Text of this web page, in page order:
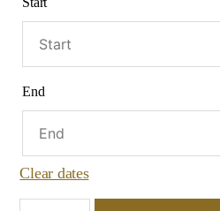
End
Clear dates